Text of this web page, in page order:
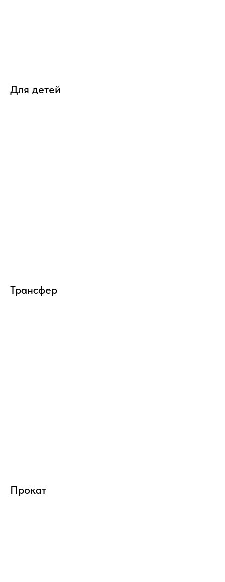
Для детей
Трансфер
Прокат